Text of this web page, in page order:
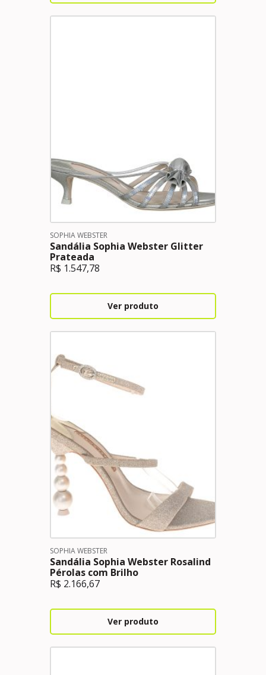
SOPHIA WEBSTER
Sandália Sophia Webster Glitter
Prateada
R$ 1.547,78
Ver produto
SOPHIA WEBSTER
Sandália Sophia Webster Rosalind
Pérolas com Brilho
R$ 2.166,67
Ver produto